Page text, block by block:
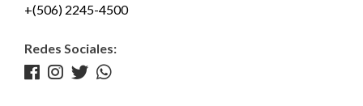
+(506) 2245-4500
Redes Sociales: